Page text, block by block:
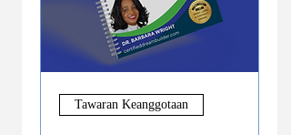
Tawaran Keanggotaan